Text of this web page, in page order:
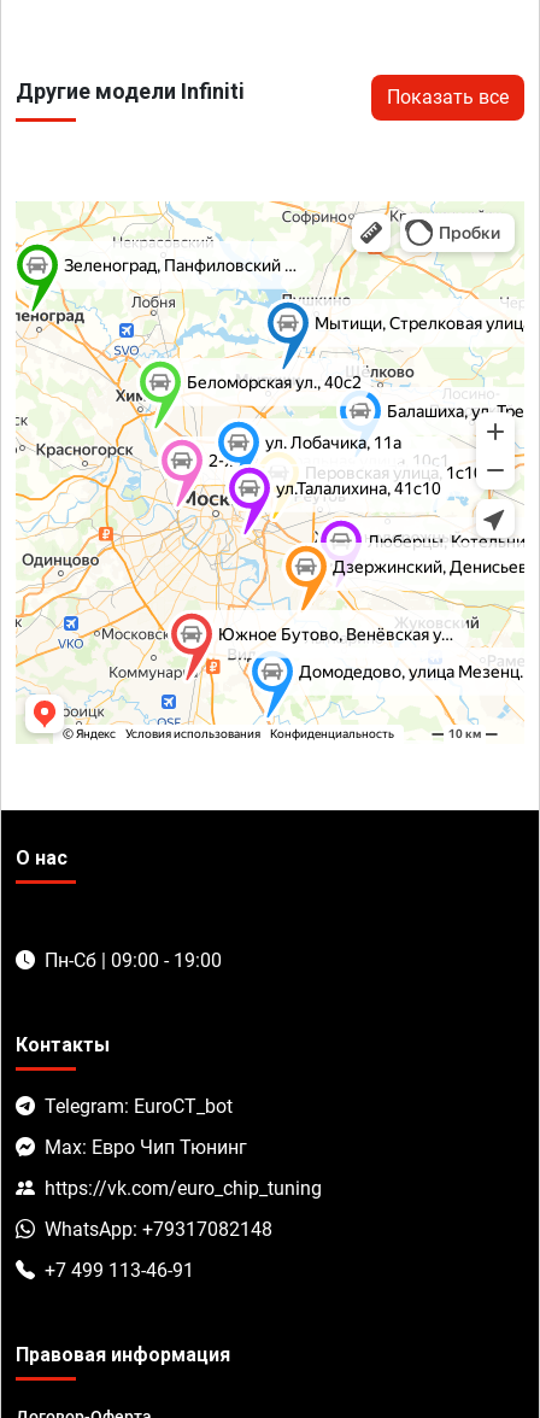
Другие модели Infiniti Показать все
О нас
Пн-Сб | 09:00 - 19:00
Контакты
Telegram: EuroCT_bot
Max: Евро Чип Тюнинг
https://vk.com/euro_chip_tuning
WhatsApp: +79317082148
+7 499 113-46-91
Правовая информация